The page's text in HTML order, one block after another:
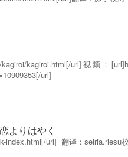
kagiroi/kagiroi.html[/url]视频：
url]
よりはやく
url] 翻译：seiria.riesu